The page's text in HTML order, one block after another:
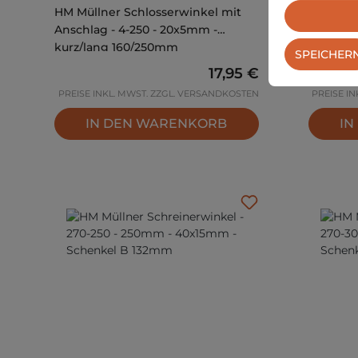
HM Müllner Schlosserwinkel mit
Anschlag - 4-250 - 20x5mm -
kurz/lang 160/250mm
Regulärer Preis:
17,95 €
PREISE INKL. MWST. ZZGL. VERSANDKOSTEN
IN DEN WARENKORB
HM
kurz/
PREISE
IN